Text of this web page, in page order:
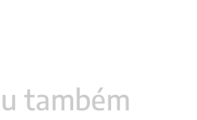
também